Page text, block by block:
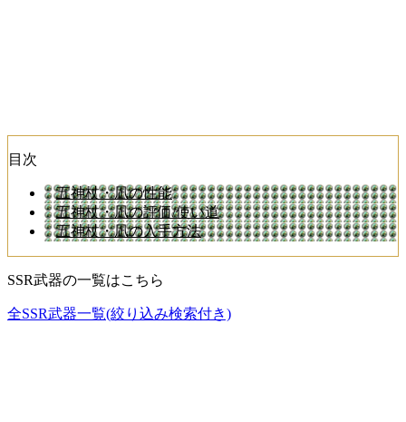
目次
五神杖・凪の性能
五神杖・凪の評価/使い道
五神杖・凪の入手方法
SSR武器の一覧はこちら
全SSR武器一覧(絞り込み検索付き)